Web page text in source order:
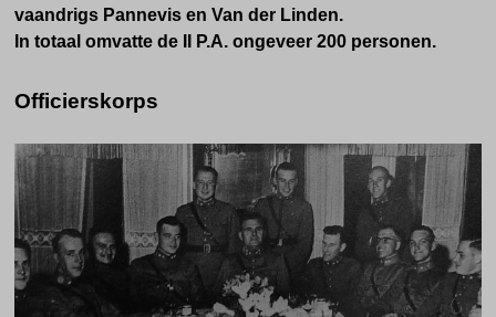
vaandrigs Pannevis en Van der Linden.
In totaal omvatte de II P.A. ongeveer 200 personen.
Officierskorps